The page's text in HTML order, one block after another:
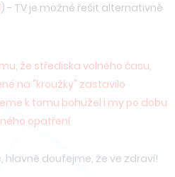
) - TV je možné řešit alternativně
že střediska volného času,
na "kroužky" zastavilo
k tomu bohužel i my po dobu
opatření
hlavně doufejme, že ve zdraví!